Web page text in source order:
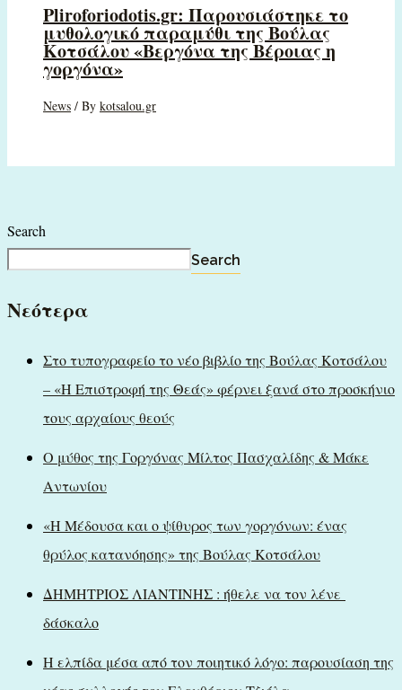
Pliroforiodotis.gr: Παρουσιάστηκε το
μυθολογικό παραμύθι της Βούλας
Κοτσάλου «Βεργόνα της Βέροιας η
γοργόνα»
News / By kotsalou.gr
Search
Search
Νεότερα
Στο τυπογραφείο το νέο βιβλίο της Βούλας Κοτσάλου
– «Η Επιστροφή της Θεάς» φέρνει ξανά στο προσκήνιο
τους αρχαίους θεούς
Ο μύθος της Γοργόνας Μίλτος Πασχαλίδης & Μάκε
Αντωνίου
«Η Μέδουσα και ο ψίθυρος των γοργόνων: ένας
θρύλος κατανόησης» της Βούλας Κοτσάλου
ΔΗΜΗΤΡΙΟΣ ΛΙΑΝΤΙΝΗΣ : ήθελε να τον λένε
δάσκαλο
Η ελπίδα μέσα από τον ποιητικό λόγο: παρουσίαση της